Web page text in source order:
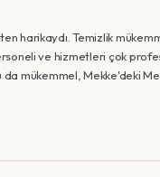
harikaydı. Temizlik
ve hizmetleri çok
mükemmel, Mekke'deki